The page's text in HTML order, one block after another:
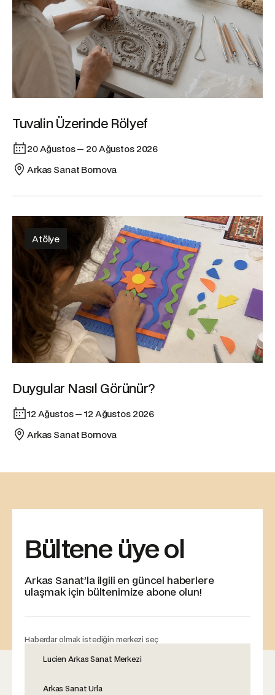
Tuvalin Üzerinde Rölyef
20 Ağustos — 20 Ağustos 2026
Arkas Sanat Bornova
Atölye
Duygular Nasıl Görünür?
12 Ağustos — 12 Ağustos 2026
Arkas Sanat Bornova
Bültene üye ol
Arkas Sanat’la ilgili en güncel haberlere
ulaşmak için bültenimize abone olun!
Haberdar olmak istediğin merkezi seç
Lucien Arkas Sanat Merkezi
Arkas Sanat Urla